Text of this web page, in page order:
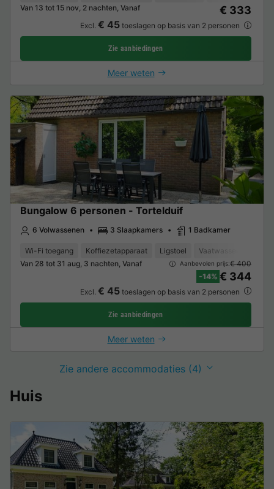
Van 13 tot 15 nov, 2 nachten, Vanaf
€ 333
Excl. € 45toeslagen op basis van 2 personen
Zie aanbiedingen
Meer weten
Bungalow 6 personen - Tortelduif
6 Volwassenen 3 Slaapkamers 1 Badkamer
Wi-Fi toegang Koffiezetapparaat Ligstoel Vaatwasser
Van 28 tot 31 aug, 3 nachten, Vanaf
Aanbevolen prijs:€ 400
-14% € 344
Excl. € 45toeslagen op basis van 2 personen
Zie aanbiedingen
Meer weten
Zie andere accommodaties (4)
Huis